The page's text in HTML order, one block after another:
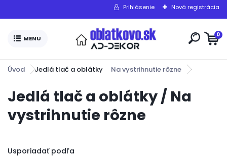
Prihlásenie Nová registrácia
0
Úvod Jedlá tlač a oblátky Na vystrihnutie rôzne
Jedlá tlač a oblátky / Na
vystrihnutie rôzne
Usporiadať podľa